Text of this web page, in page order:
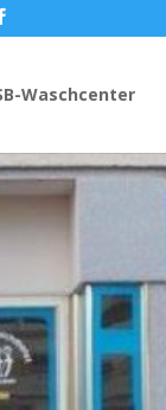
Waschcenter